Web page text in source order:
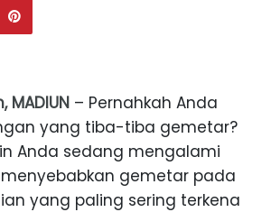
MADIUN – Pernahkah Anda
yang tiba-tiba gemetar?
Anda sedang mengalami
gemetar pada
yang paling sering terkena